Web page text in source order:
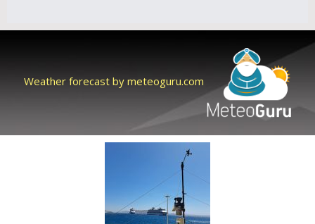
Weather forecast by meteoguru.com